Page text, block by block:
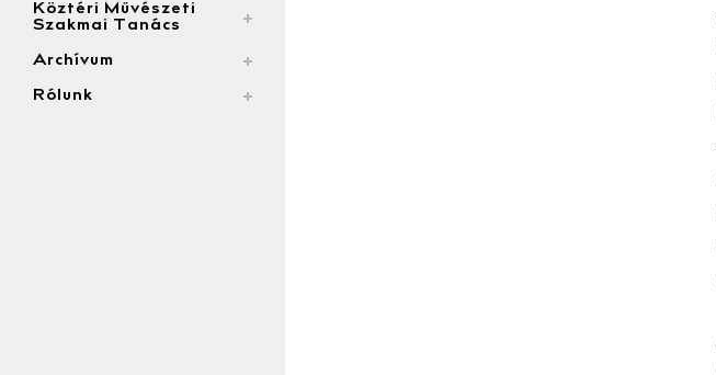
Köztéri Művészeti
Szakmai Tanács
Archívum
Rólunk